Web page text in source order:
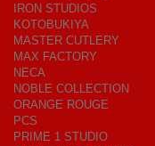
IRON STUDIOS
KOTOBUKIYA
MASTER CUTLERY
MAX FACTORY
NECA
NOBLE COLLECTION
ORANGE ROUGE
PCS
PRIME 1 STUDIO